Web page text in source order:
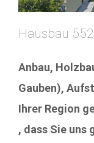
Hausbau
Anbau,
Gauben),
Ihrer Region
, dass Sie uns